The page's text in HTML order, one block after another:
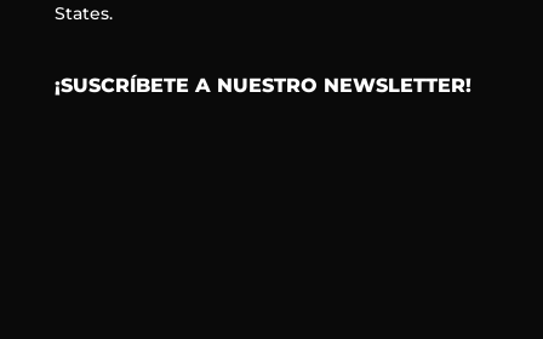
States.
¡SUSCRÍBETE A NUESTRO NEWSLETTER!